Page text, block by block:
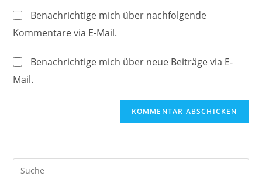
ein
zum
Kommentieren
Website-
URL
ein
Benachrichtige mich über nachfolgende
Kommentare via E-Mail.
Benachrichtige mich über neue Beiträge via E-
Mail.